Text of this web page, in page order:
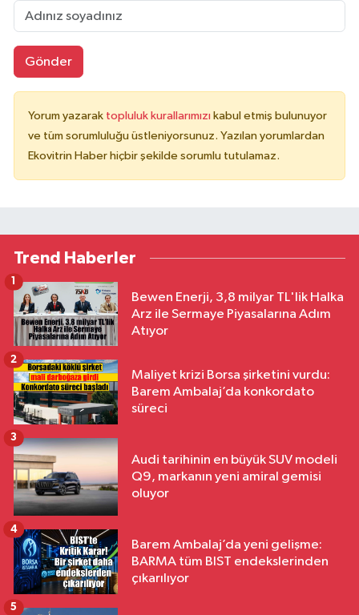
Gönder
Yorum yazarak topluluk kurallarımızı kabul etmiş bulunuyor
ve tüm sorumluluğu üstleniyorsunuz. Yazılan yorumlardan
Ekovitrin Haber hiçbir şekilde sorumlu tutulamaz.
Trend Haberler
Bewen Enerji, 3,8 milyar TL'lik Halka
Arz ile Sermaye Piyasalarına Adım
Atıyor
1
Maliyet krizi Borsa şirketini vurdu:
Barem Ambalaj’da konkordato
süreci
2
Audi tarihinin en büyük SUV modeli
Q9, markanın yeni amiral gemisi
oluyor
3
Barem Ambalaj’da yeni gelişme:
BARMA tüm BIST endekslerinden
çıkarılıyor
4
5